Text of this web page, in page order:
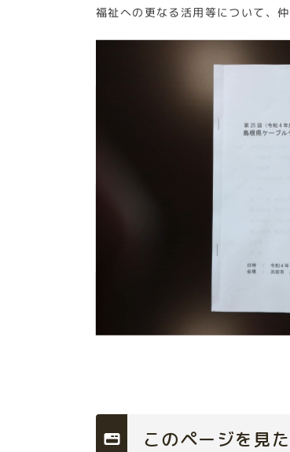
福祉への更なる活用等について、
このページを見